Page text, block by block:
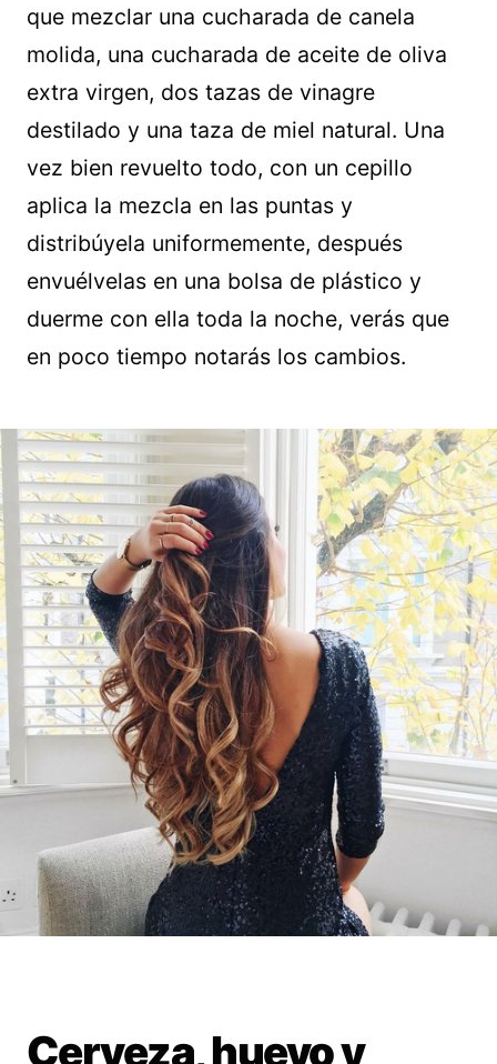
que mezclar una cucharada de canela
molida, una cucharada de aceite de oliva
extra virgen, dos tazas de vinagre
destilado y una taza de miel natural. Una
vez bien revuelto todo, con un cepillo
aplica la mezcla en las puntas y
distribúyela uniformemente, después
envuélvelas en una bolsa de plástico y
duerme con ella toda la noche, verás que
en poco tiempo notarás los cambios.
Cerveza, huevo y